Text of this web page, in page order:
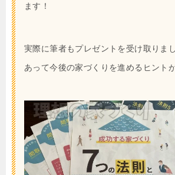
ます！
実際に筆者もプレゼントを受け取りま
あって今後の家づくりを進めるヒント